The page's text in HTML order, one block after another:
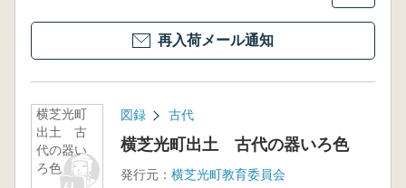
再入荷メール通知
横芝光町
出土 古
代の器い
ろ色
図録 古代
横芝光町出土 古代の器いろ色
発行元： 横芝光町教育委員会